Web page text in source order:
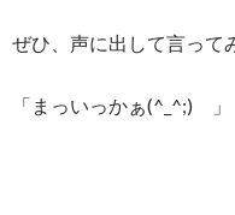
ぜひ、声に出して言って
「まっいっかぁ(^_^;)ゞ」